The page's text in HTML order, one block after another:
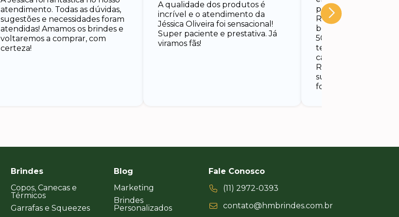
atendimento. Todas as dúvidas,
sugestões e necessidades foram
atendidas! Amamos os brindes e
voltaremos a comprar, com
certeza!
A qualidade dos produtos é
incrível e o atendimento da
Jéssica Oliveira foi sensacional!
Super paciente e prestativa. Já
viramos fãs!
prazo combinado.
Rodrigo, que nos
bem e o melhor –
500 boias
tempo que
carnaval no meio
Recebemos com
surpreendente e
foi um sucesso.
Brindes
Copos, Canecas e
Térmicos
Garrafas e Squeezes
Blog
Marketing
Brindes
Personalizados
Fale Conosco
(11) 2972-0393
contato@hmbrindes.com.br